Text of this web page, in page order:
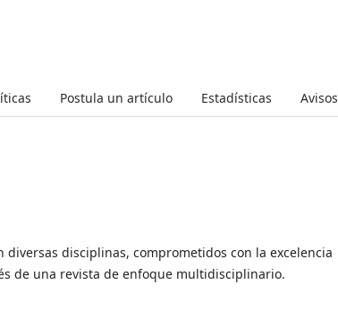
Postula un artículo Estadísticas Avisos
diversas disciplinas, comprometidos con la excelencia
de una revista de enfoque multidisciplinario.